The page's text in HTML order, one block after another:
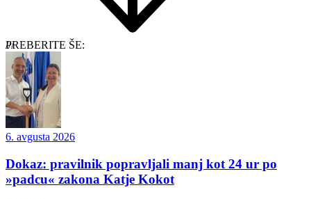
PREBERITE ŠE:
6. avgusta 2026
Dokaz: pravilnik popravljali manj kot 24 ur po
»padcu« zakona Katje Kokot